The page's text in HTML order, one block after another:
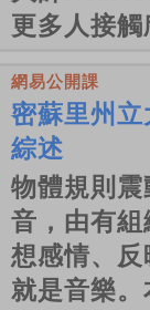
更多人接
網易公開課
密蘇里州
綜述
物體規則
音，由有
想感情、
就是音樂